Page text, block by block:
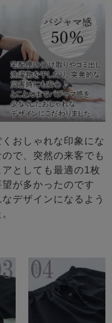
おしゃれな印象にな
で、突然の来客でも
としても最適の1枚
が多かったのです
デザインになるよう